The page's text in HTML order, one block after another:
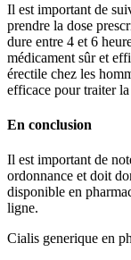
Il est important de
prendre la dose
dure entre 4 et 6
médicament sûr et
érectile chez les
efficace pour traiter
En conclusion
Il est important de
ordonnance et doit
disponible en
ligne.
Cialis generique en